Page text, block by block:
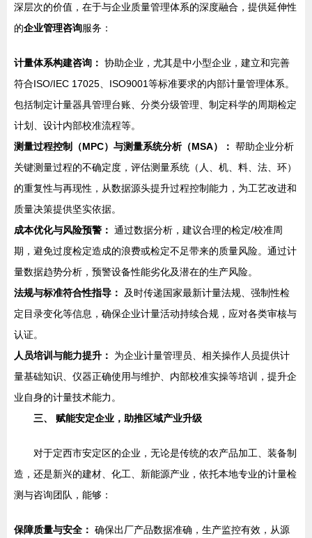
深层次的价值，在于与企业质量管理体系的深度融合，提供延伸性
的企业管理咨询服务：
计量体系构建咨询： 协助企业，尤其是中小型企业，建立和完善
符合ISO/IEC 17025、ISO9001等标准要求的内部计量管理体系。
包括制定计量器具管理台账、分类分级管理、制定科学的周期检定
计划、设计内部校准流程等。
测量过程控制（MPC）与测量系统分析（MSA）： 帮助企业分析
关键测量过程的不确定度，评估测量系统（人、机、料、法、环）
的重复性与再现性，从数据源头提升过程控制能力，为工艺改进和
质量决策提供坚实依据。
成本优化与风险预警： 通过数据分析，建议合理的检定/校准周
期，避免过度检定造成的浪费或检定不足带来的质量风险。通过计
量数据趋势分析，预警设备性能劣化及潜在的生产风险。
法规与标准符合性指导：
及时传递国家最新计量法规、强制性检
定目录变化等信息，确保企业计量活动持续合规，应对各类审核与
认证。
人员培训与能力提升：
为企业计量管理员、相关操作人员提供计
量基础知识、仪器正确使用与维护、内部校准实操等培训，提升企
业自身的计量技术能力。
三、 赋能安定企业，助推区域产业升级
对于定西市安定区的企业，无论是传统的农产品加工、装备制
造，还是新兴的建材、化工、新能源产业，依托本地专业的计量检
测与咨询团队，能够：
保障质量与安全： 确保出厂产品数据准确，生产监控有效，从源